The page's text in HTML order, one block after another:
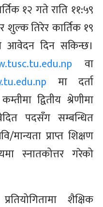
१२ गते राति ११:५९
शुल्क तिरेर कार्तिक १९
आवेदन दिन सकिन्छ।
वा
मा दर्ता
द्वितीय श्रेणीमा
पदसँग सम्बन्धित
मान्यता प्राप्त शिक्षण
स्नातकोत्तर गरेको
शैक्षिक